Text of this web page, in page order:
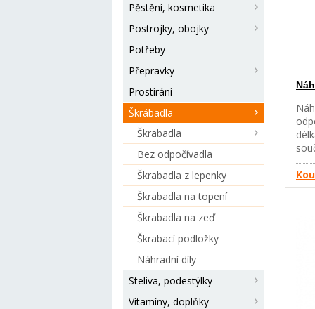
Pěstění, kosmetika
Postrojky, obojky
Potřeby
Přepravky
Prostírání
Škrábadla
Škrabadla
Bez odpočívadla
Škrabadla z lepenky
Škrabadla na topení
Škrabadla na zeď
Škrabací podložky
Náhradní díly
Steliva, podestýlky
Vitamíny, doplňky